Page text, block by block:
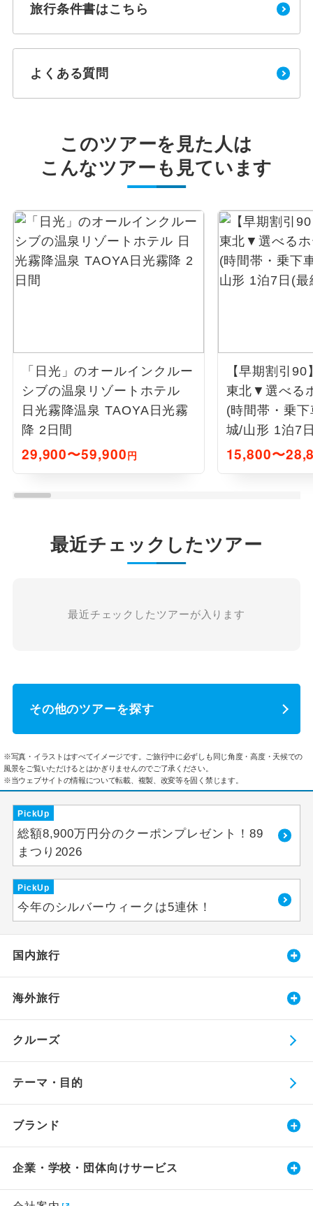
旅行条件書はこちら
よくある質問
このツアーを見た人は
こんなツアーも見ています
「日光」のオールインクルー
シブの温泉リゾートホテル
日光霧降温泉 TAOYA日光霧
降 2日間
29,900〜59,900円
【早期割引
東北▼選べる
(時間帯・乗
城/山形 1泊7
15,800〜
最近チェックしたツアー
最近チェックしたツアーが入ります
その他のツアーを探す
※写真・イラストはすべてイメージです。ご旅行中に必ずしも同じ角度・高度・天候での
風景をご覧いただけるとはかぎりませんのでご了承ください。
※当ウェブサイトの情報について転載、複製、改変等を固く禁じます。
PickUp
総額8,900万円分のクーポンプレゼント！89
まつり2026
PickUp
今年のシルバーウィークは5連休！
国内旅行
海外旅行
クルーズ
テーマ・目的
ブランド
企業・学校・団体向けサービス